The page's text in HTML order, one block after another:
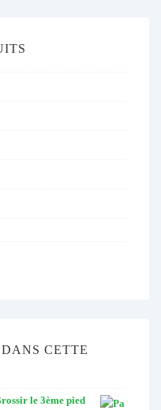
CETTE
le 3ème pied